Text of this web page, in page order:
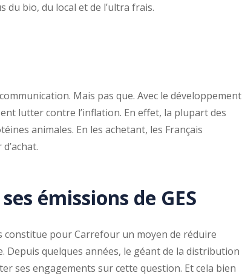
du bio, du local et de l’ultra frais.
Mais pas que. Avec le développement
lutter contre l’inflation. En effet, la plupart des
animales. En les achetant, les Français
émissions de GES
constitue pour Carrefour un moyen de réduire
Depuis quelques années, le géant de la distribution
ses engagements sur cette question. Et cela bien